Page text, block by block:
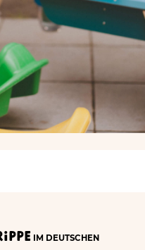
IM DEUTSCHEN